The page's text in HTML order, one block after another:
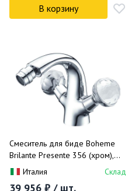
В корзину
Смеситель для биде Boheme
Brilante Presente 356 (хром),
без донного клапана
Италия Склад
39 956 ₽ / шт.